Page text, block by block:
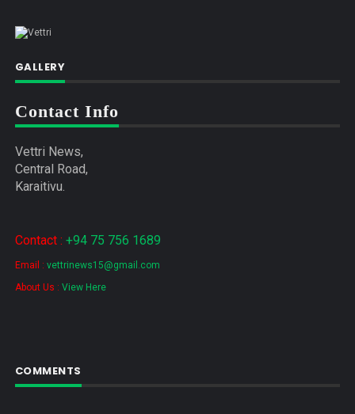
GALLERY
Contact Info
Vettri News,
Central Road,
Karaitivu.
Contact : +94 75 756 1689
Email : vettrinews15@gmail.com
About Us : View Here
COMMENTS